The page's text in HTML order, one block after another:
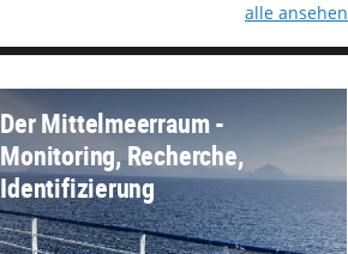
alle ansehen
Der Mittelmeerraum -
Monitoring, Recherche,
Identifizierung